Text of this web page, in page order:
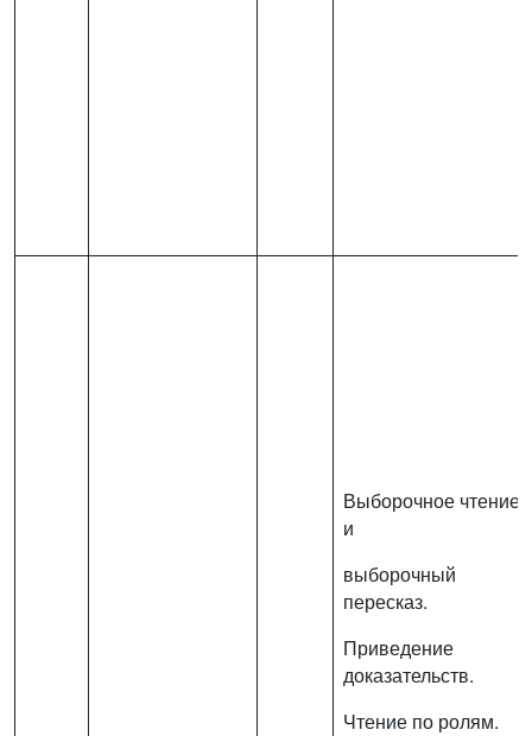
Выборочное чтение
и
выборочный
пересказ.
Приведение
доказательств.
Чтение по ролям.